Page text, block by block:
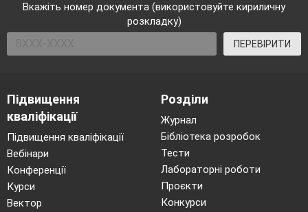
Вкажіть номер документа (використовуйте кириличну
розкладку)
ПЕРЕВІРИТИ
Підвищення
кваліфікації
Підвищення кваліфікації
Вебінари
Конференції
Курси
Вектор
Розділи
Журнал
Бібліотека розробок
Тести
Лабораторні роботи
Проєкти
Конкурси